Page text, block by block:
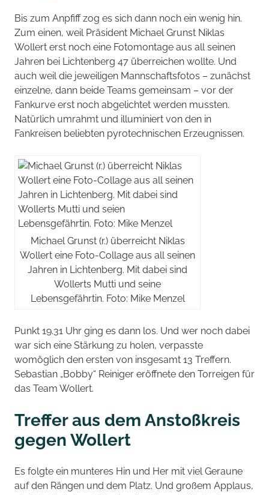
Bis zum Anpfiff zog es sich dann noch ein wenig hin.
Zum einen, weil Präsident Michael Grunst Niklas
Wollert erst noch eine Fotomontage aus all seinen
Jahren bei Lichtenberg 47 überreichen wollte. Und
auch weil die jeweiligen Mannschaftsfotos – zunächst
einzelne, dann beide Teams gemeinsam – vor der
Fankurve erst noch abgelichtet werden mussten.
Natürlich umrahmt und illuminiert von den in
Fankreisen beliebten pyrotechnischen Erzeugnissen.
Michael Grunst (r.) überreicht Niklas
Wollert eine Foto-Collage aus all seinen
Jahren in Lichtenberg. Mit dabei sind
Wollerts Mutti und seine
Lebensgefährtin. Foto: Mike Menzel
Punkt 19.31 Uhr ging es dann los. Und wer noch dabei
war sich eine Stärkung zu holen, verpasste
womöglich den ersten von insgesamt 13 Treffern.
Sebastian „Bobby“ Reiniger eröffnete den Torreigen für
das Team Wollert.
Treffer aus dem Anstoßkreis
gegen Wollert
Es folgte ein munteres Hin und Her mit viel Geraune
auf den Rängen und dem Platz. Und großem Applaus,